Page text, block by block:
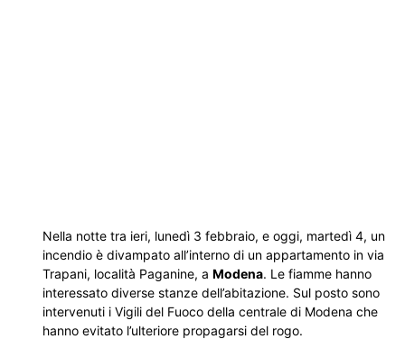
Nella notte tra ieri, lunedì 3 febbraio, e oggi, martedì 4, un
incendio è divampato all’interno di un appartamento in via
Trapani, località Paganine, a Modena. Le fiamme hanno
interessato diverse stanze dell’abitazione. Sul posto sono
intervenuti i Vigili del Fuoco della centrale di Modena che
hanno evitato l’ulteriore propagarsi del rogo.